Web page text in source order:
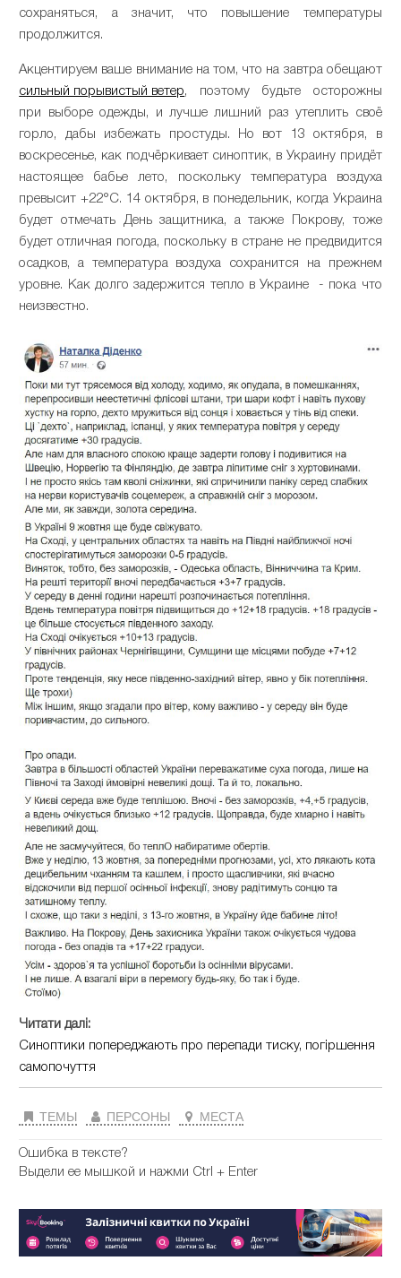
сохраняться, а значит, что повышение температуры
продолжится.
Акцентируем ваше внимание на том, что на завтра обещают
сильный порывистый ветер, поэтому будьте осторожны
при выборе одежды, и лучше лишний раз утеплить своё
горло, дабы избежать простуды. Но вот 13 октября, в
воскресенье, как подчёркивает синоптик, в Украину придёт
настоящее бабье лето, поскольку температура воздуха
превысит +22°С. 14 октября, в понедельник, когда Украина
будет отмечать День защитника, а также Покрову, тоже
будет отличная погода, поскольку в стране не предвидится
осадков, а температура воздуха сохранится на прежнем
уровне. Как долго задержится тепло в Украине - пока что
неизвестно.
Читати далі:
Синоптики попереджають про перепади тиску, погіршення
самопочуття
ТЕМЫ ПЕРСОНЫ МЕСТА
Ошибка в тексте?
Выдели ее мышкой и нажми Ctrl + Enter